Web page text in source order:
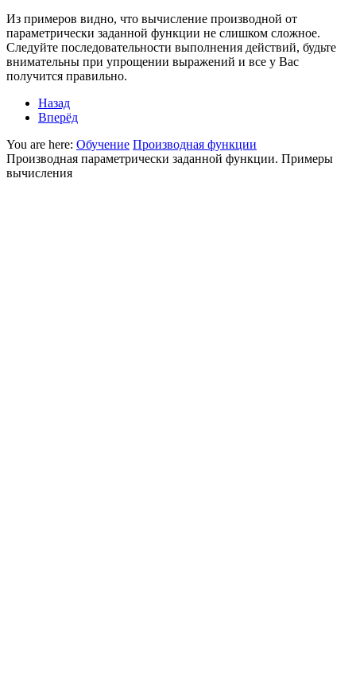
Из примеров видно, что вычисление производной от
параметрически заданной функции не слишком сложное.
Следуйте последовательности выполнения действий, будьте
внимательны при упрощении выражений и все у Вас
получится правильно.
Назад
Вперёд
You are here: Обучение Производная функции
Производная параметрически заданной функции. Примеры
вычисления